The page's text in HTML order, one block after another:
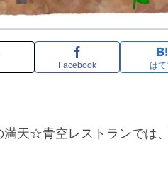
Facebook は
満天☆青空レストランでは